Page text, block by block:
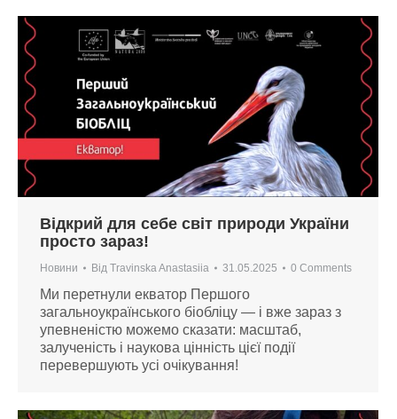
Відкрий для себе світ природи України
просто зараз!
Новини Від Travinska Anastasiia 31.05.2025 0 Comments
Ми перетнули екватор Першого
загальноукраїнського біобліцу — і вже зараз з
упевненістю можемо сказати: масштаб,
залученість і наукова цінність цієї події
перевершують усі очікування!